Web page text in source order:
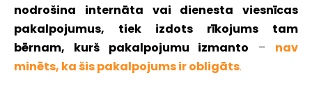
nodrošina internāta vai dienesta viesnīcas
pakalpojumus, tiek izdots rīkojums tam
bērnam, kurš pakalpojumu izmanto – nav
minēts, ka šis pakalpojums ir obligāts.